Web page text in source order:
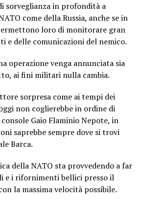
sorveglianza in profondità a
come della Russia, anche se in
loro di monitorare gran
e delle comunicazioni del nemico.
operazione venga annunciata sia
ai fini militari nulla cambia.
sorpresa come ai tempi dei
non coglierebbe in ordine di
Gaio Flaminio Nepote, in
saprebbe sempre dove si trovi
Barca.
della NATO sta provvedendo a far
e i rifornimenti bellici presso il
la massima velocità possibile.